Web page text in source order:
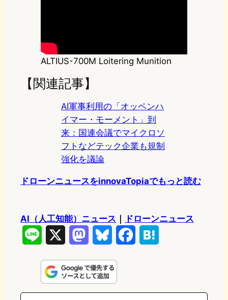
ALTIUS-700M Loitering Munition
【関連記事】
AI軍事利用の「オッペンハ
イマー・モーメント」到
来：国連会議でマイクロソ
フトなどテック企業も規制
強化を議論
ドローンニュースをinnovaTopiaでもっと読む
AI（人工知能）ニュース
ドローンニュース
n
e
s
t
u
e
e
e